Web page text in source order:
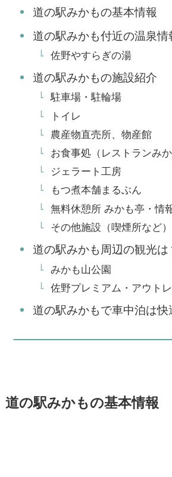
道の駅みかもの基本情報
道の駅みかも付近の温泉情
佐野やすらぎの湯
​​道の駅みかもの施設紹介
駐車場・駐輪場
トイレ
農産物直売所、物産館
お食事処（レストランみか
ジェラート工房
もつ煮本舗まるぶん
無料休憩所 みかも亭・情
その他施設（喫煙所など）
道の駅みかも周辺の観光は
みかも山公園
佐野プレミアム・アウト
道の駅みかもで車中泊は快
道の駅みかもの基本情報